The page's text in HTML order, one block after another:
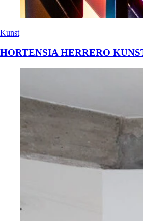
Kunst
HORTENSIA HERRERO